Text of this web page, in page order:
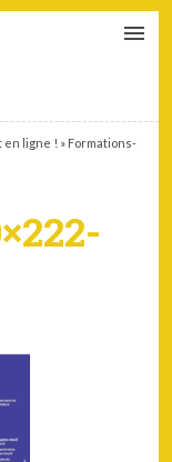
en ligne ! » Formations-